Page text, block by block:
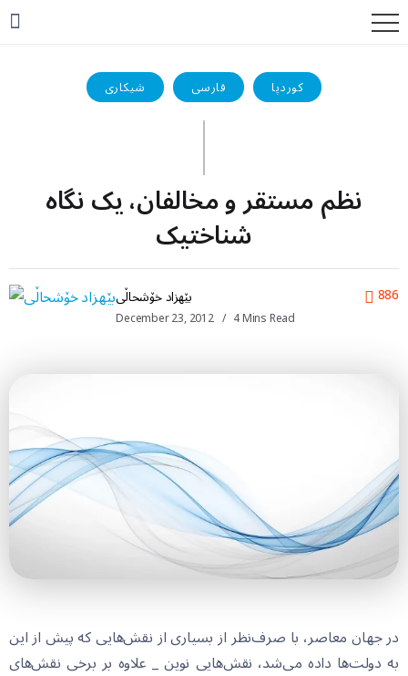
شیکاری فارسی کوردپا
نظم مستقر و مخالفان، یک نگاه
شناختیک
بێهزاد خۆشحاڵی
December 23, 2012 4 Mins Read
886
در جهان معاصر، با صرف‌نظر از بسیاری از نقش‌هایی که پیش از این
به دولت‌ها داده می‌شد، نقش‌هایی نوین _ علاوه بر برخی نقش‌های